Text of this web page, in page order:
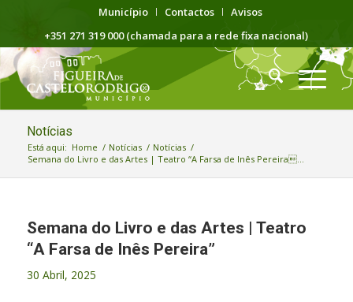
Município Contactos
Avisos
+351 271 319 000 (chamada para a rede fixa nacional)
Notícias
Está aqui: Home / Notícias / Notícias /
Semana do Livro e das Artes | Teatro “A Farsa de Inês Pereira...
Semana do Livro e das Artes | Teatro
“A Farsa de Inês Pereira”
30 Abril, 2025